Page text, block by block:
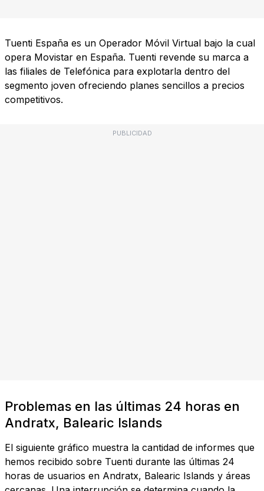
Tuenti España es un Operador Móvil Virtual bajo la cual
opera Movistar en España. Tuenti revende su marca a
las filiales de Telefónica para explotarla dentro del
segmento joven ofreciendo planes sencillos a precios
competitivos.
PUBLICIDAD
Problemas en las últimas 24 horas en
Andratx, Balearic Islands
El siguiente gráfico muestra la cantidad de informes que
hemos recibido sobre Tuenti durante las últimas 24
horas de usuarios en Andratx, Balearic Islands y áreas